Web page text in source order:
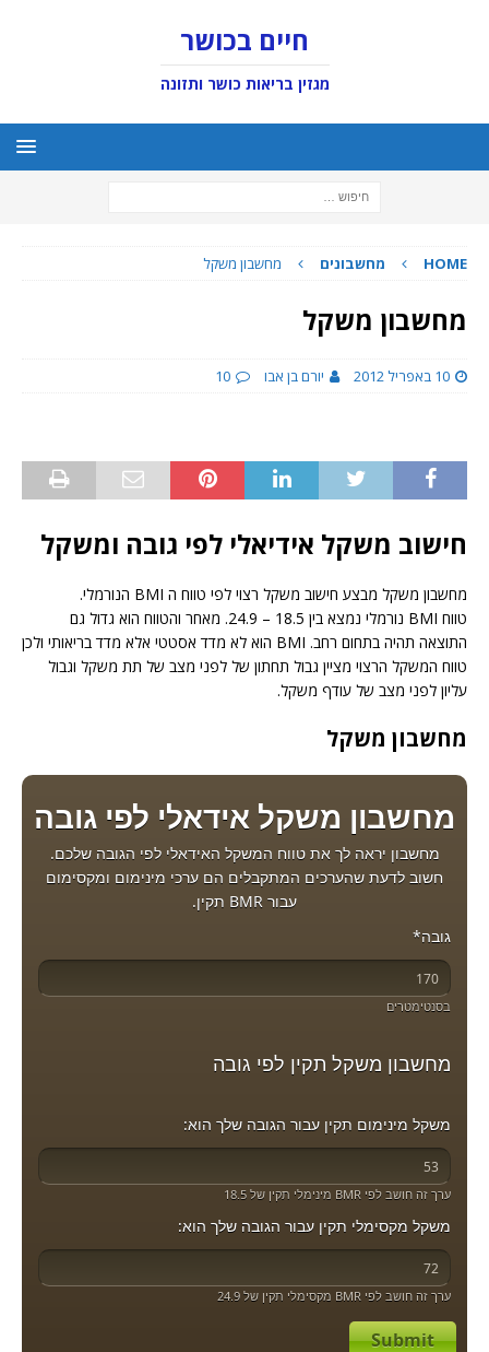
חיים בכושר
מגזין בריאות כושר ותזונה
HOME מחשבונים מחשבון משקל
מחשבון משקל
10 באפריל 2012 יורם בן אבו 10
חישוב משקל אידיאלי לפי גובה ומשקל
מחשבון משקל מבצע חישוב משקל רצוי לפי טווח ה BMI הנורמלי.
טווח BMI נורמלי נמצא בין 18.5 – 24.9. מאחר והטווח הוא גדול גם
התוצאה תהיה בתחום רחב. BMI הוא לא מדד אסטטי אלא מדד בריאותי ולכן
טווח המשקל הרצוי מציין גבול תחתון של לפני מצב של תת משקל וגבול
עליון לפני מצב של עודף משקל.
מחשבון משקל
מחשבון משקל אידאלי לפי גובה
מחשבון יראה לך את טווח המשקל האידאלי לפי הגובה שלכם.
חשוב לדעת שהערכים המתקבלים הם ערכי מינימום ומקסימום
עבור BMR תקין.
גובה*
בסנטימטרים
מחשבון משקל תקין לפי גובה
משקל מינימום תקין עבור הגובה שלך הוא:
ערך זה חושב לפי BMR מינימלי תקין של 18.5
משקל מקסימלי תקין עבור הגובה שלך הוא:
ערך זה חושב לפי BMR מקסימלי תקין של 24.9
Submit